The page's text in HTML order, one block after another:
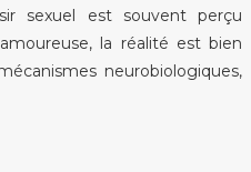
sexuel est souvent perçu
la réalité est bien
neurobiologiques,